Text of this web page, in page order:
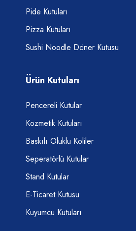
Pide Kutuları
Pizza Kutuları
Sushi Noodle Döner Kutusu
Ürün Kutuları
Pencereli Kutular
Kozmetik Kutuları
Baskılı Oluklu Koliler
Seperatörlü Kutular
Stand Kutular
E-Ticaret Kutusu
Kuyumcu Kutuları